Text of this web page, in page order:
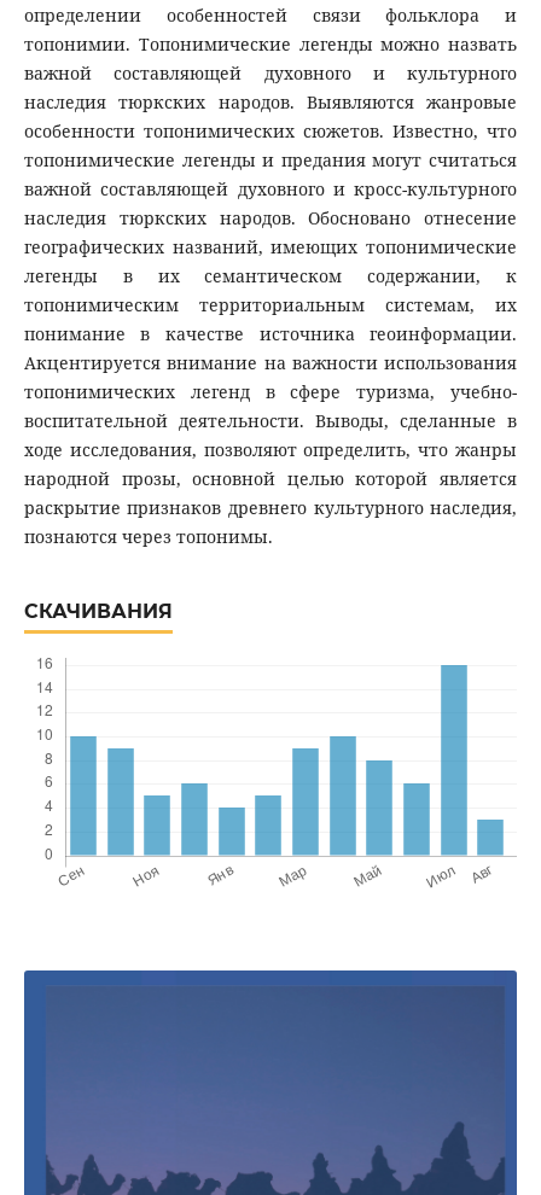
определении особенностей связи фольклора и
топонимии. Топонимические легенды можно назвать
важной составляющей духовного и культурного
наследия тюркских народов. Выявляются жанровые
особенности топонимических сюжетов. Известно, что
топонимические легенды и предания могут считаться
важной составляющей духовного и кросс-культурного
наследия тюркских народов. Обосновано отнесение
географических названий, имеющих топонимические
легенды в их семантическом содержании, к
топонимическим территориальным системам, их
понимание в качестве источника геоинформации.
Акцентируется внимание на важности использования
топонимических легенд в сфере туризма, учебно-
воспитательной деятельности. Выводы, сделанные в
ходе исследования, позволяют определить, что жанры
народной прозы, основной целью которой является
раскрытие признаков древнего культурного наследия,
познаются через топонимы.
СКАЧИВАНИЯ